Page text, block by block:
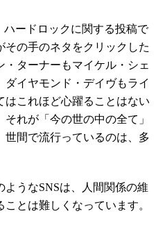
ハードロックに関する投稿で
の手のネタをクリックした
ターナーもマイケル・シェ
イヤモンド・デイヴもライ
はこれほど心躍ることはない
れが「今の世の中の全て」
世間で流行っているのは、多
うなSNSは、人間関係の維
とは難しくなっています。